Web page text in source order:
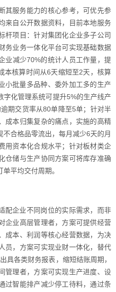
其服务能力的核心参考，可优先参
来自公开数据资料，目前本地服务
杆项目：针对集团化企业多子公司
务业务一体化平台可实现基础数据
业减少70%的统计人员工作量，提
本核算时间从6天缩短至2天，核算
小批量多品种、委外加工多的生产
化管理系统可提升5%的生产线产
期交货率从80单降至5单；针对半
成本归集复杂的痛点，实施的高精
合格品零流出，每月减少6天的月
用资本化合规水平；针对板材类企
仓储与生产协同方案可将库存准确
平均交付周期。
配企业不同岗位的实际需求，而非
企业高层管理者，方案可提供经营
成本、利润等核心经营数据，为决
员，方案可实现业财一体化，替代
具各类财务报表，缩短结账周期，
管理者，方案可实现生产进度、设
过智能排产减少停工待料，通过条